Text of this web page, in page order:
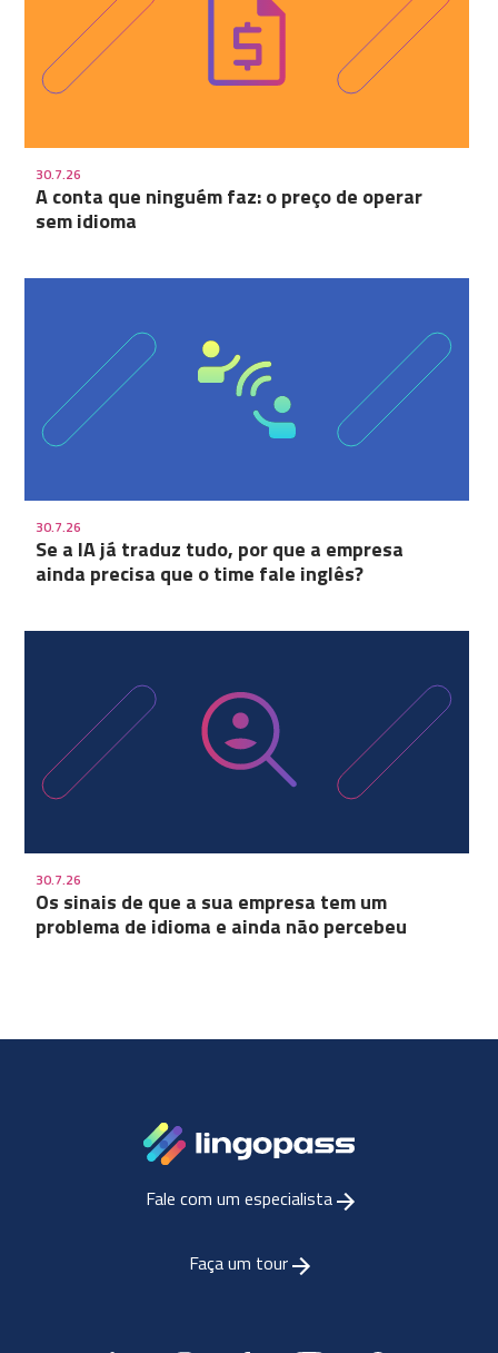
30.7.26
A conta que ninguém faz: o preço de operar
sem idioma
30.7.26
Se a IA já traduz tudo, por que a empresa
ainda precisa que o time fale inglês?
30.7.26
Os sinais de que a sua empresa tem um
problema de idioma e ainda não percebeu
Fale com um especialista
Faça um tour